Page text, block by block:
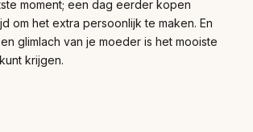
moment; een dag eerder kopen
om het extra persoonlijk te maken. En
glimlach van je moeder is het mooiste
krijgen.